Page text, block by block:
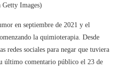
Images)
en septiembre de 2021 y el
la quimioterapia. Desde
redes sociales para negar que tuviera
último comentario público el 23 de